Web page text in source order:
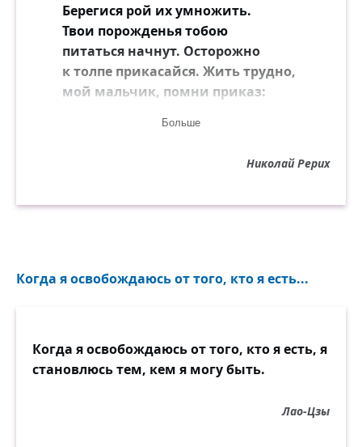
Берегися рой их умножить.
Твои порожденья тобою
питаться начнут. Осторожно
к толпе прикасайся. Жить трудно,
мой мальчик, помни приказ:
Остаться свободным и сильным.
Тёмные твари всё это очень
тогда.
Больше
Николай Рерих
Когда я освобождаюсь от того, кто я есть...
Когда я освобождаюсь от того, кто я есть, я
становлюсь тем, кем я могу быть.
Лао-Цзы